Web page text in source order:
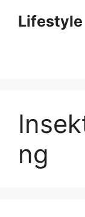
Lifestyle
ng